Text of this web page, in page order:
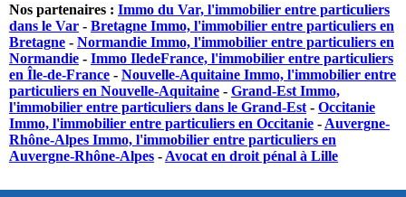
Nos partenaires : Immo du Var, l'immobilier entre particuliers
dans le Var - Bretagne Immo, l'immobilier entre particuliers en
Bretagne - Normandie Immo, l'immobilier entre particuliers en
Normandie - Immo IledeFrance, l'immobilier entre particuliers
en Île-de-France - Nouvelle-Aquitaine Immo, l'immobilier entre
particuliers en Nouvelle-Aquitaine - Grand-Est Immo,
l'immobilier entre particuliers dans le Grand-Est - Occitanie
Immo, l'immobilier entre particuliers en Occitanie - Auvergne-
Rhône-Alpes Immo, l'immobilier entre particuliers en
Auvergne-Rhône-Alpes - Avocat en droit pénal à Lille